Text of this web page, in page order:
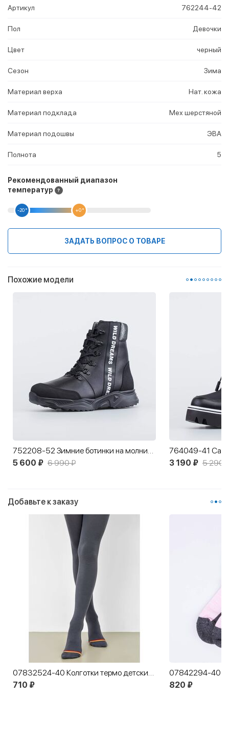
Артикул 762244-42
Пол Девочки
Цвет черный
Сезон Зима
Материал верха Нат. кожа
Материал подклада Мех шерстяной
Материал подошвы ЭВА
Полнота 5
Рекомендованный диапазон
температур
-20 ° +0 °
ЗАДАТЬ ВОПРОС О ТОВАРЕ
Похожие модели
752208-52 Зимние ботинки на молнии для девочки
5 600 ₽ 6 990 ₽ 3 190 ₽ 5 290
Добавьте к заказу
07832524-40 Колготки термо детские темно-серые
710 ₽
820 ₽